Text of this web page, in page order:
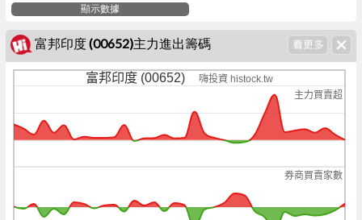
顯示數據
富邦印度 (00652)主力進出籌碼
主力買賣超
券商買賣家數
富邦印度 (00652) 嗨投資 histock.tw